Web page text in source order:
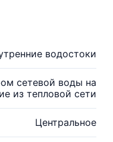
водостоки
сетевой воды на
из тепловой сети
Центральное